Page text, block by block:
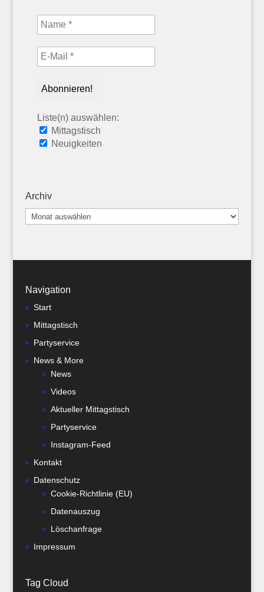
Liste(n) auswählen:
Mittagstisch
Neuigkeiten
Archiv
Archiv
Navigation
Start
Mittagstisch
Partyservice
News & More
News
Videos
Aktueller Mittagstisch
Partyservice
Instagram-Feed
Kontakt
Datenschutz
Cookie-Richtlinie (EU)
Datenauszug
Löschanfrage
Impressum
Tag Cloud